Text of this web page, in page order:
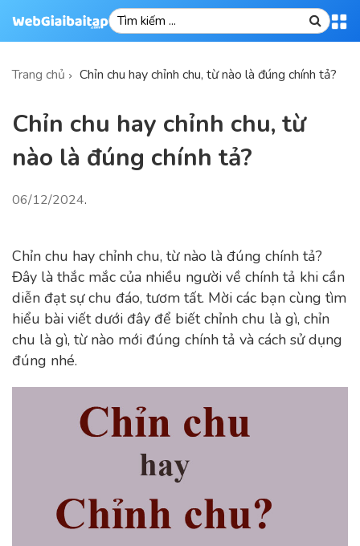
Trang chủ Chỉn chu hay chỉnh chu, từ nào là đúng chính tả?
Chỉn chu hay chỉnh chu, từ
nào là đúng chính tả?
06/12/2024.
Chỉn chu hay chỉnh chu, từ nào là đúng chính tả?
Đây là thắc mắc của nhiều người về chính tả khi cần
diễn đạt sự chu đáo, tươm tất. Mời các bạn cùng tìm
hiểu bài viết dưới đây để biết chỉnh chu là gì, chỉn
chu là gì, từ nào mới đúng chính tả và cách sử dụng
đúng nhé.